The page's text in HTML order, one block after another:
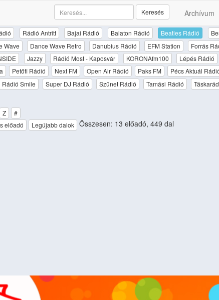
Archívum
Keresés
Rádió Antritt Bajai Rádió Balaton Rádió Beatles Rádió
Wave Dance Wave Retro Danubius Rádió EFM Station Forrás
Jazzy Rádió Most - Kaposvár KORONAfm100 Lépés Rádió
Petőfi Rádió Next FM Open Air Rádió Paks FM Pécs Aktuál
Rádió Smile Super DJ Rádió Szünet Rádió Tamási Rádió
Z
#
előadó Legújabb dalok Összesen: 13 előadó, 449 dal